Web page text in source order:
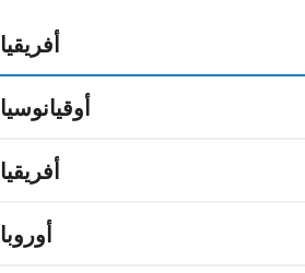
أفريقيا
أوقيانوسيا
أفريقيا
أوروبا